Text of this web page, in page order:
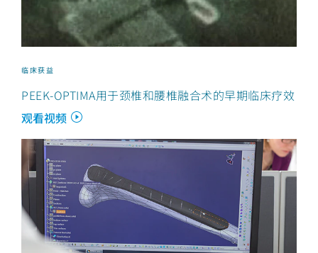
临床获益
PEEK-OPTIMA用于颈椎和腰椎融合术的早期临床疗效
观看视频